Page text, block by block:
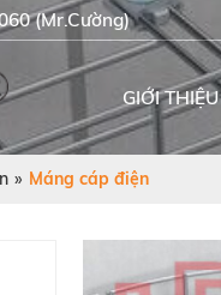
(Mr.Cường)
GIỚI THIỆU
» Máng cáp điện